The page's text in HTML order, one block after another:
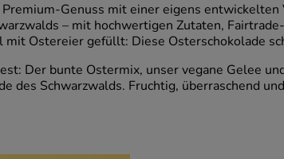
Genuss mit einer eigens
– mit hochwertigen Zutaten,
Ostereier gefüllt: Diese Osterschokolade
Der bunte Ostermix, unser vegane Gelee
des Schwarzwalds. Fruchtig, überraschend